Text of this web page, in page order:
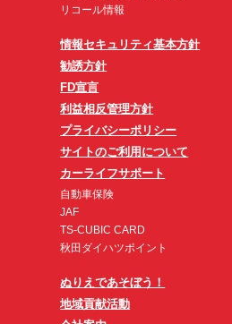
リコール情報
情報セキュリティ基本方針
勧誘方針
FD宣言
利益相反管理方針
プライバシーポリシー
サイトのご利用について
カーライフサポート
自動車保険
JAF
TS-CUBIC CARD
秋田ダイハツポイント
ぬりえであそぼう！
地域貢献活動